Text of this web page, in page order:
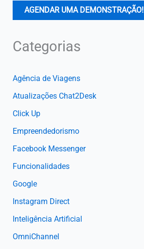
AGENDAR UMA DEMONSTRAÇÃO!
Categorias
Agência de Viagens
Atualizações Chat2Desk
Click Up
Empreendedorismo
Facebook Messenger
Funcionalidades
Google
Instagram Direct
Inteligência Artificial
OmniChannel